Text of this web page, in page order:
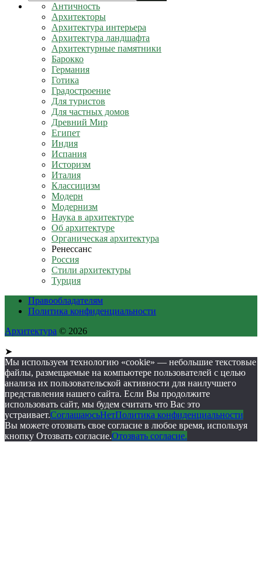
Античность
Архитекторы
Архитектура интерьера
Архитектура ландшафта
Архитектурные памятники
Барокко
Германия
Готика
Градостроение
Для туристов
Для частных домов
Древний Мир
Египет
Индия
Испания
Историзм
Италия
Классицизм
Модерн
Модернизм
Наука в архитектуре
Об архитектуре
Органическая архитектура
Ренессанс
Россия
Стили архитектуры
Турция
Правообладателям
Политика конфиденциальности
Архитектура © 2026
➤
Мы используем технологию «cookie» — небольшие текстовые
файлы, размещаемые на компьютере пользователей с целью
анализа их пользовательской активности для наилучшего
представления нашего сайта. Если Вы продолжите
использовать сайт, мы будем считать что Вас это
устраивает.СоглашаюсьНетПолитика конфиденциальности
Вы можете отозвать свое согласие в любое время, используя
кнопку Отозвать согласие.Отозвать согласие.